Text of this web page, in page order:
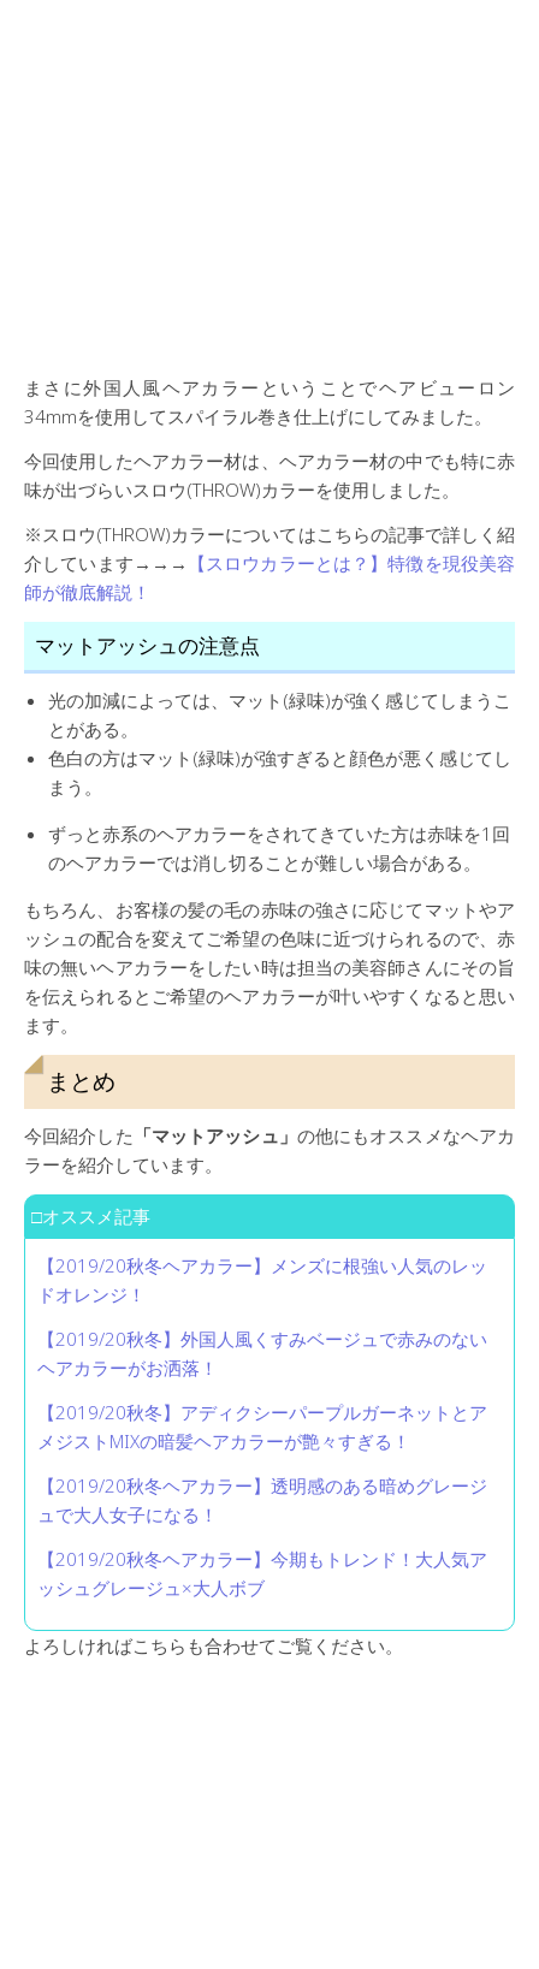
まさに外国人風ヘアカラーということでヘアビューロン
34mmを使用してスパイラル巻き仕上げにしてみました。
今回使用したヘアカラー材は、ヘアカラー材の中でも特に赤
味が出づらいスロウ(THROW)カラーを使用しました。
※スロウ(THROW)カラーについてはこちらの記事で詳しく紹
介しています→→→ 【スロウカラーとは？】特徴を現役美容
師が徹底解説！
マットアッシュの注意点
光の加減によっては、マット(緑味)が強く感じてしまうこ
とがある。
色白の方はマット(緑味)が強すぎると顔色が悪く感じてし
まう。
ずっと赤系のヘアカラーをされてきていた方は赤味を1回
のヘアカラーでは消し切ることが難しい場合がある。
もちろん、お客様の髪の毛の赤味の強さに応じてマットやア
ッシュの配合を変えてご希望の色味に近づけられるので、赤
味の無いヘアカラーをしたい時は担当の美容師さんにその旨
を伝えられるとご希望のヘアカラーが叶いやすくなると思い
ます。
まとめ
今回紹介した 「マットアッシュ」 の他にもオススメなヘアカ
ラーを紹介しています。
□オススメ記事
【2019/20秋冬ヘアカラー】メンズに根強い人気のレッ
ドオレンジ！
【2019/20秋冬】外国人風くすみベージュで赤みのない
ヘアカラーがお洒落！
【2019/20秋冬】アディクシーパープルガーネットとア
メジストMIXの暗髪ヘアカラーが艶々すぎる！
【2019/20秋冬ヘアカラー】透明感のある暗めグレージ
ュで大人女子になる！
【2019/20秋冬ヘアカラー】今期もトレンド！大人気ア
ッシュグレージュ×大人ボブ
よろしければこちらも合わせてご覧ください。